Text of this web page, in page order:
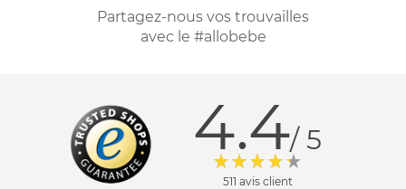
Partagez-nous vos trouvailles
avec le #allobebe
4.4/ 5
511 avis client